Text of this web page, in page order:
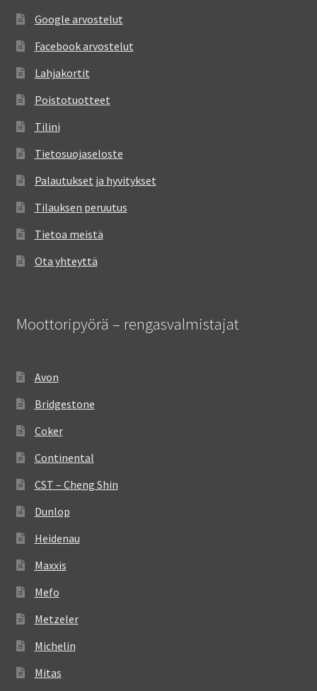
Google arvostelut
Facebook arvostelut
Lahjakortit
Poistotuotteet
Tilini
Tietosuojaseloste
Palautukset ja hyvitykset
Tilauksen peruutus
Tietoa meistä
Ota yhteyttä
Moottoripyörä – rengasvalmistajat
Avon
Bridgestone
Coker
Continental
CST – Cheng Shin
Dunlop
Heidenau
Maxxis
Mefo
Metzeler
Michelin
Mitas